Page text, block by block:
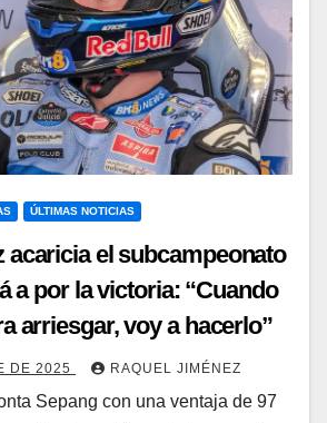
ÚLTIMAS NOTICIAS
acaricia el subcampeonato
a por la victoria: “Cuando
arriesgar, voy a hacerlo”
DE 2025 RAQUEL JIMÉNEZ
Sepang con una ventaja de 97